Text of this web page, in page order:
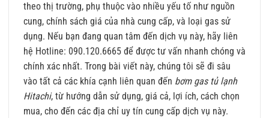
theo thị trường, phụ thuộc vào nhiều yếu tố như nguồn
cung, chính sách giá của nhà cung cấp, và loại gas sử
dụng. Nếu bạn đang quan tâm đến dịch vụ này, hãy liên
hệ Hotline: 090.120.6665 để được tư vấn nhanh chóng và
chính xác nhất. Trong bài viết này, chúng tôi sẽ đi sâu
vào tất cả các khía cạnh liên quan đến bơm gas tủ lạnh
Hitachi, từ hướng dẫn sử dụng, giá cả, lợi ích, cách chọn
mua, cho đến các địa chỉ uy tín cung cấp dịch vụ này.